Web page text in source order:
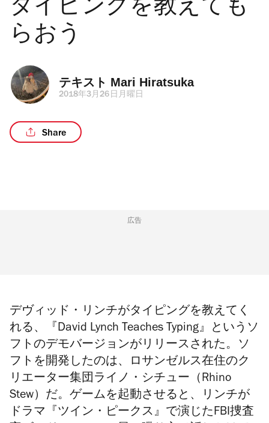
タイピングを教えても
らおう
テキスト Mari Hiratsuka
2018年3月26日月曜日
Share
広告
デヴィッド・リンチがタイピングを教えてく
れる、『David Lynch Teaches Typing』というソ
フトのデモバージョンがリリースされた。ソ
フトを開発したのは、ロサンゼルス在住のク
リエーター集団ライノ・シチュー（Rhino
Stew）だ。ゲームを起動させると、
リンチが
ドラマ『ツイン・ピークス』で演じたFBI捜査